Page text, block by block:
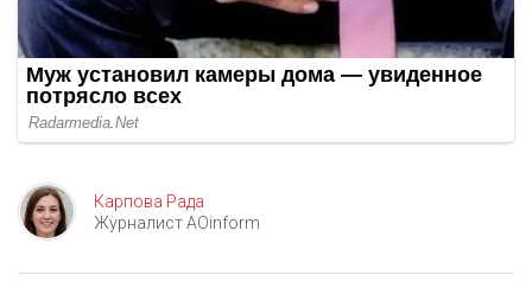
Карпова Рада
Журналист AOinform